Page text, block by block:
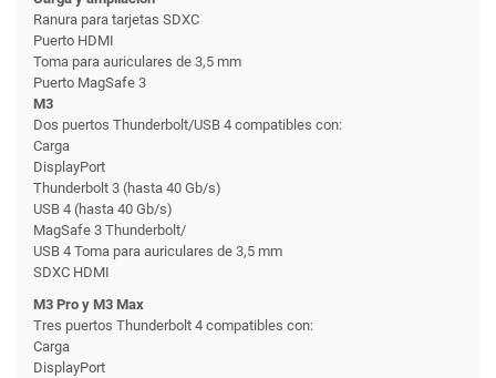
Ranura para tarjetas SDXC
Puerto HDMI
Toma para auriculares de 3,5 mm
Puerto MagSafe 3
M3
Dos puertos Thunderbolt/USB 4 compatibles con:
Carga
DisplayPort
Thunderbolt 3 (hasta 40 Gb/s)
USB 4 (hasta 40 Gb/s)
MagSafe 3 Thunderbolt/
USB 4 Toma para auriculares de 3,5 mm
SDXC HDMI
M3 Pro y M3 Max
Tres puertos Thunderbolt 4 compatibles con:
Carga
DisplayPort